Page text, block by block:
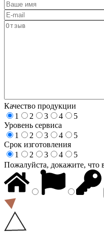
Качество продукции
1
2 3 4
5
Уровень сервиса
1
2 3 4
5
Срок изготовления
1
2 3 4
5
Пожалуйста, докажите, что